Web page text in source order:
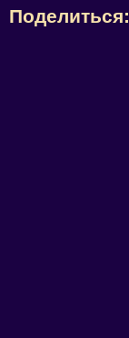
Поделиться: